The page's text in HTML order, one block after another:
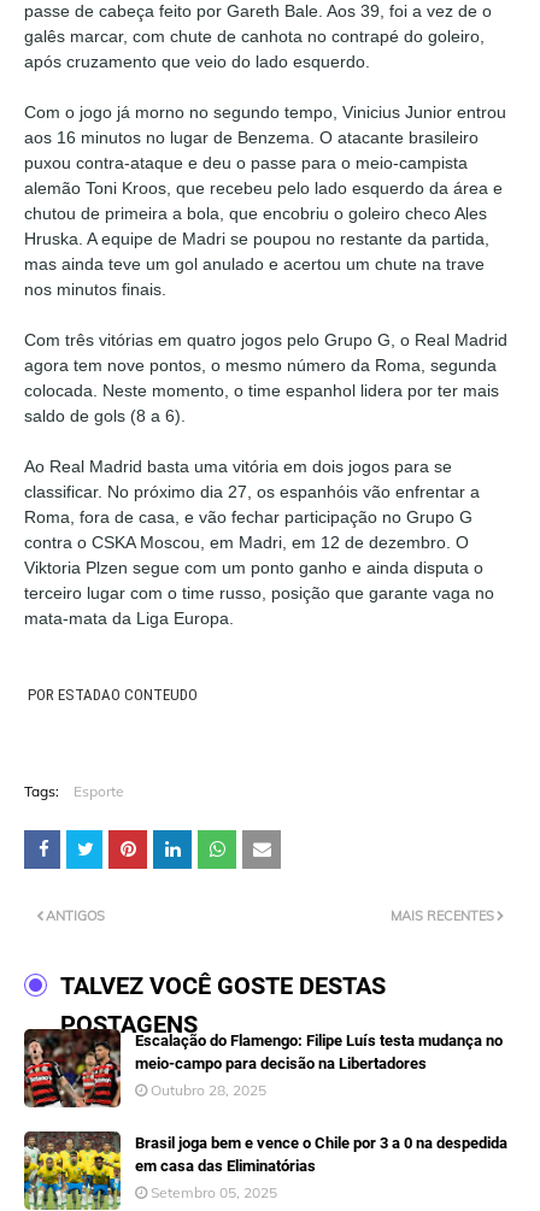
passe de cabeça feito por Gareth Bale. Aos 39, foi a vez de o
galês marcar, com chute de canhota no contrapé do goleiro,
após cruzamento que veio do lado esquerdo.
Com o jogo já morno no segundo tempo, Vinicius Junior entrou
aos 16 minutos no lugar de Benzema. O atacante brasileiro
puxou contra-ataque e deu o passe para o meio-campista
alemão Toni Kroos, que recebeu pelo lado esquerdo da área e
chutou de primeira a bola, que encobriu o goleiro checo Ales
Hruska. A equipe de Madri se poupou no restante da partida,
mas ainda teve um gol anulado e acertou um chute na trave
nos minutos finais.
Com três vitórias em quatro jogos pelo Grupo G, o Real Madrid
agora tem nove pontos, o mesmo número da Roma, segunda
colocada. Neste momento, o time espanhol lidera por ter mais
saldo de gols (8 a 6).
Ao Real Madrid basta uma vitória em dois jogos para se
classificar. No próximo dia 27, os espanhóis vão enfrentar a
Roma, fora de casa, e vão fechar participação no Grupo G
contra o CSKA Moscou, em Madri, em 12 de dezembro. O
Viktoria Plzen segue com um ponto ganho e ainda disputa o
terceiro lugar com o time russo, posição que garante vaga no
mata-mata da Liga Europa.
POR ESTADAO CONTEUDO
Tags: Esporte
MAIS RECENTES
ANTIGOS
TALVEZ VOCÊ GOSTE DESTAS
POSTAGENS
Escalação do Flamengo: Filipe Luís testa mudança no
meio-campo para decisão na Libertadores
Outubro 28, 2025
Brasil joga bem e vence o Chile por 3 a 0 na despedida
em casa das Eliminatórias
Setembro 05, 2025